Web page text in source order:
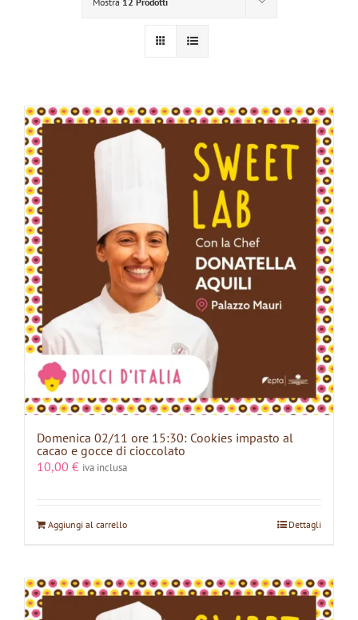
Domenica 02/11 ore 15:30: Cookies impasto al
cacao e gocce di cioccolato
10,00 € iva inclusa
Aggiungi al carrello Dettagli